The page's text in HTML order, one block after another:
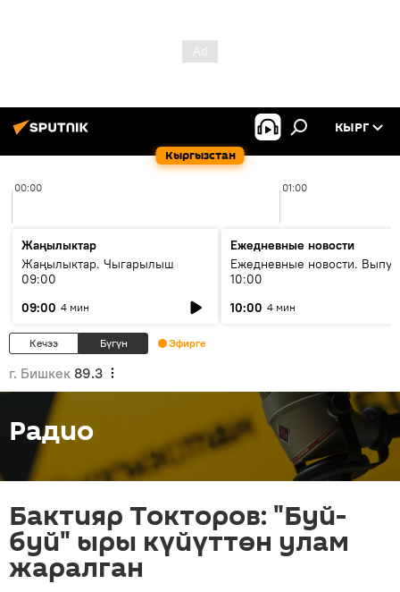
Кыргызстан
КЫРГ
00:00 01:00
Жаңылыктар
Жаңылыктар. Чыгарылыш
09:00
09:00 4 мин
Ежедневные новости
Ежедневные новости.
10:00
10:00 4 мин
Кечээ Бүгүн Эфирге
г. Бишкек 89.3
Радио
Бактияр Токторов: "Буй-
буй" ыры күйүттөн улам
жаралган